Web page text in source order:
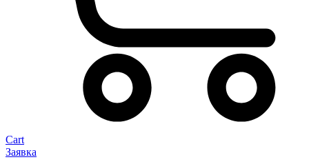
Cart
Заявка